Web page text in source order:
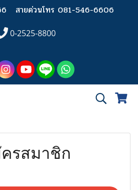
สายด่วนโทร 081-546-6606
0-2525-8800
รสมาชิก